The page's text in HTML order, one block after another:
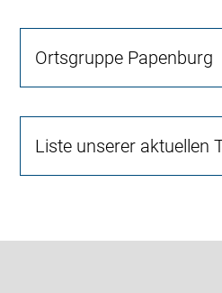
Ortsgruppe Papenburg
Liste unserer aktuellen